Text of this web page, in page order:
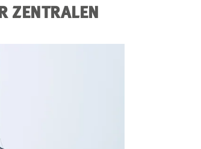
ZENTRALEN